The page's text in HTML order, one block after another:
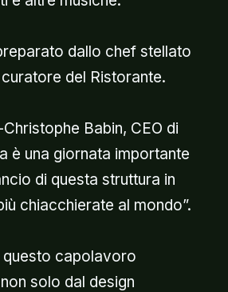
dallo chef stellato
del Ristorante.
Babin, CEO di
è una giornata importante
di questa struttura in
chiacchierate al mondo”.
questo capolavoro
solo dal design